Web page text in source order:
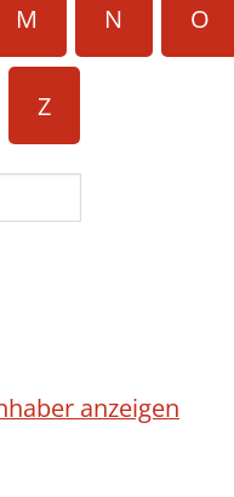
M N O
Z
anzeigen